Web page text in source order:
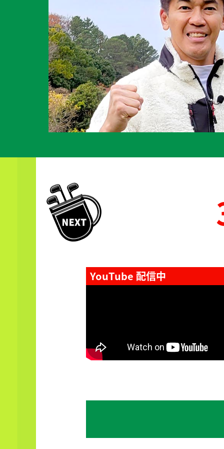
YouTube 配信中